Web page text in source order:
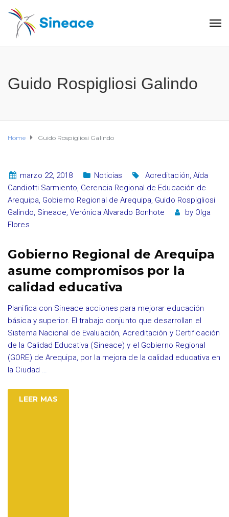
Guido Rospigliosi Galindo
Home Guido Rospigliosi Galindo
marzo 22, 2018 Noticias Acreditación,Aída
Candiotti Sarmiento, Gerencia Regional de Educación de
Arequipa, Gobierno Regional de Arequipa, Guido Rospigliosi
Galindo, Sineace, Verónica Alvarado Bonhote by Olga
Flores
Gobierno Regional de Arequipa
asume compromisos por la
calidad educativa
Planifica con Sineace acciones para mejorar educación
básica y superior. El trabajo conjunto que desarrollan el
Sistema Nacional de Evaluación, Acreditación y Certificación
de la Calidad Educativa (Sineace) y el Gobierno Regional
(GORE) de Arequipa, por la mejora de la calidad educativa en
la Ciudad …
LEER MAS